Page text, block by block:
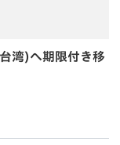
湾)へ期限付き移